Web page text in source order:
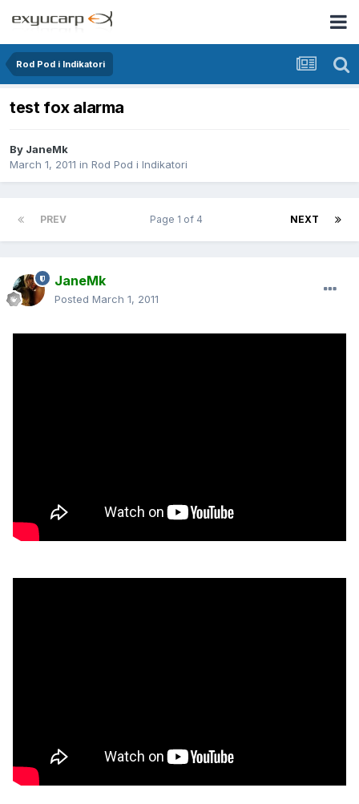
Rod Pod i Indikatori
test fox alarma
By JaneMk
March 1, 2011 in Rod Pod i Indikatori
PREV NEXT
Page 1 of 4
JaneMk
Posted March 1, 2011